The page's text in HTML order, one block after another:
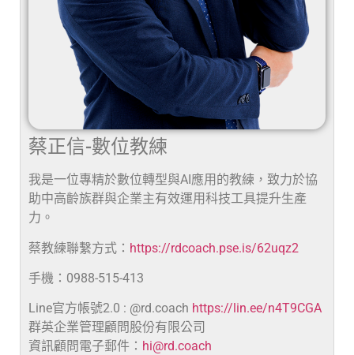
蔡正信-數位教練
我是一位專精於數位轉型與AI應用的教練，致力於協
助中高齡族群與企業主有效運用科技工具提升生產
力。
蔡教練聯繫方式： https://rdcoach.pse.is/62uqz2
手機：0988-515-413
Line官方帳號2.0 : @rd.coach https://lin.ee/n4T9CGA
群英企業管理顧問股份有限公司
資訊顧問電子郵件： hi@rd.coach